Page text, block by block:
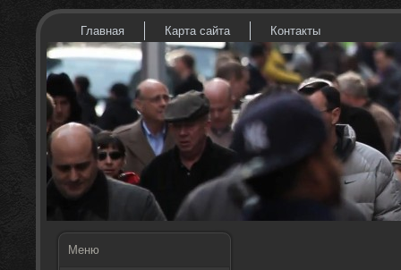
Главная Карта сайта Контакты
Меню